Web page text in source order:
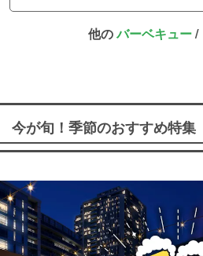
他のバーベキュー/
今が旬！季節のおすすめ特集